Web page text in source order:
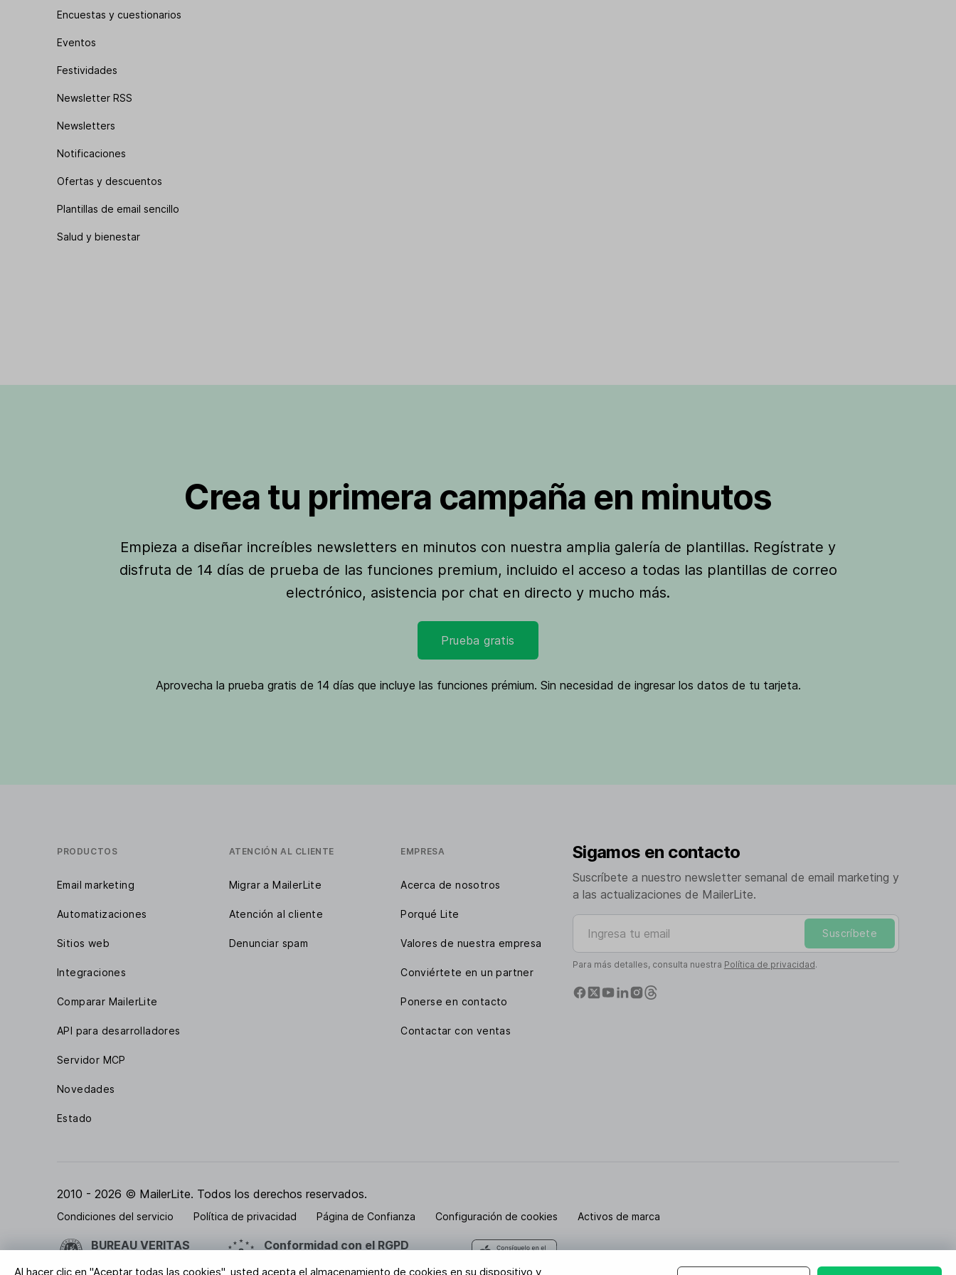
Al hacer clic en "Aceptar todas las cookies", usted acepta el almacenamiento de cookies en su dispositivo y
Encuestas y cuestionarios
Eventos
Festividades
Newsletter RSS
Newsletters
Notificaciones
Ofertas y descuentos
Plantillas de email sencillo
Salud y bienestar
Crea tu primera campaña en minutos
Empieza a diseñar increíbles newsletters en minutos con nuestra amplia galería de plantillas. Regístrate y
disfruta de 14 días de prueba de las funciones premium, incluido el acceso a todas las plantillas de correo
electrónico, asistencia por chat en directo y mucho más.
Prueba gratis
Aprovecha la prueba gratis de 14 días que incluye las funciones prémium. Sin necesidad de ingresar los datos de tu tarjeta.
PRODUCTOS
Email marketing
Automatizaciones
Sitios web
Integraciones
Comparar MailerLite
API para desarrolladores
Servidor MCP
Novedades
Estado
ATENCIÓN AL CLIENTE
Migrar a MailerLite
Atención al cliente
Denunciar spam
EMPRESA
Acerca de nosotros
Porqué Lite
Valores de nuestra empresa
Conviértete en un partner
Ponerse en contacto
Contactar con ventas
Sigamos en contacto
Suscríbete a nuestro newsletter semanal de email marketing y
a las actualizaciones de MailerLite.
Ingresa tu email
Suscríbete
Para más detalles, consulta nuestra Política de privacidad.
2010 - 2026 © MailerLite. Todos los derechos reservados.
Condiciones del servicio Política de privacidad Página de Confianza Configuración de cookies Activos de marca
BUREAU VERITAS Conformidad con el RGPD